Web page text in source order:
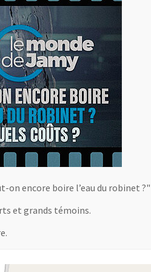
on encore boire l’eau du robinet ?"
et grands témoins.